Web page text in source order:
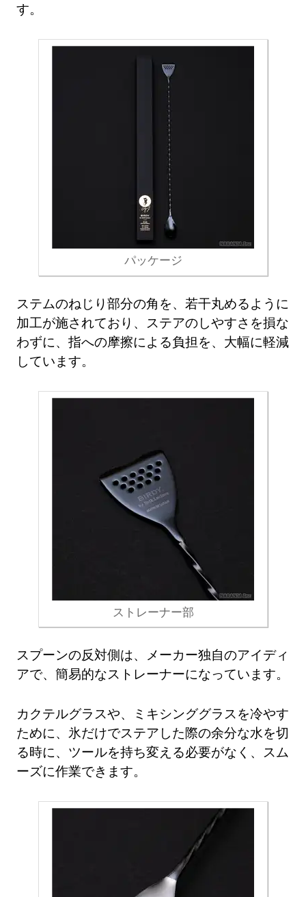
す。
パッケージ
ステムのねじり部分の角を、若干丸めるように
加工が施されており、ステアのしやすさを損な
わずに、指への摩擦による負担を、大幅に軽減
しています。
ストレーナー部
スプーンの反対側は、メーカー独自のアイディ
アで、簡易的なストレーナーになっています。
カクテルグラスや、ミキシンググラスを冷やす
ために、氷だけでステアした際の余分な水を切
る時に、ツールを持ち変える必要がなく、スム
ーズに作業できます。